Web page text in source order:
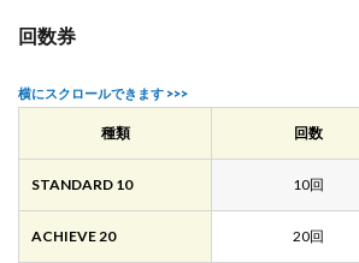
回数券
種類 回数
STANDARD 10 10回
ACHIEVE 20 20回